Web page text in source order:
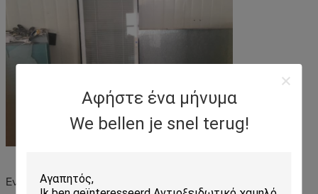
Αφήστε ένα μήνυμα
We bellen je snel terug!
Ενσωματωμένοι τυφλοί διάρκειας